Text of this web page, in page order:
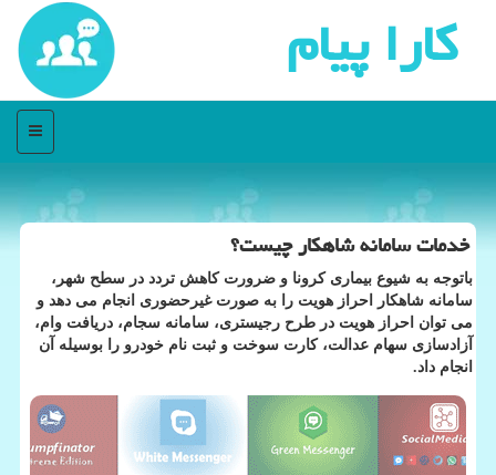
كارا پیام
منو
خدمات سامانه شاهكار چیست؟
باتوجه به شیوع بیماری کرونا و ضرورت کاهش تردد در سطح شهر،
سامانه شاهکار احراز هویت را به صورت غیرحضوری انجام می دهد و
می توان احراز هویت در طرح رجیستری، سامانه سجام، دریافت وام،
آزادسازی سهام عدالت، کارت سوخت و ثبت نام خودرو را بوسیله آن
انجام داد.